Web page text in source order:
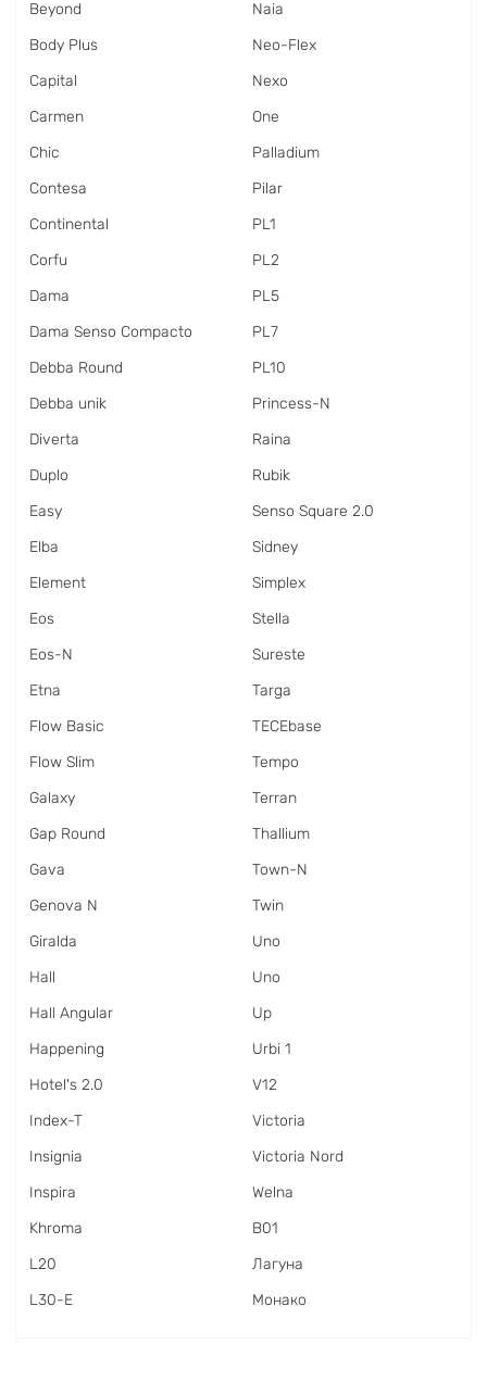
Beyond
Body Plus
Capital
Carmen
Chic
Contesa
Continental
Corfu
Dama
Dama Senso Compacto
Debba Round
Debba unik
Diverta
Duplo
Easy
Elba
Element
Eos
Eos-N
Etna
Flow Basic
Flow Slim
Galaxy
Gap Round
Gava
Genova N
Giralda
Hall
Hall Angular
Happening
Hotel's 2.0
Index-T
Insignia
Inspira
Khroma
L20
L30-E
Naia
Neo-Flex
Nexo
One
Palladium
Pilar
PL1
PL2
PL5
PL7
PL10
Princess-N
Raina
Rubik
Senso Square 2.0
Sidney
Simplex
Stella
Sureste
Targa
TECEbase
Tempo
Terran
Thallium
Town-N
Twin
Uno
Uno
Up
Urbi 1
V12
Victoria
Victoria Nord
Welna
В01
Лагуна
Монако